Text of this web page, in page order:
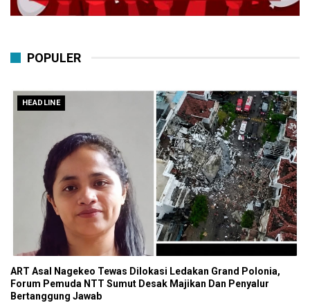
POPULER
HEADLINE
ART Asal Nagekeo Tewas Dilokasi Ledakan Grand Polonia,
Forum Pemuda NTT Sumut Desak Majikan Dan Penyalur
Bertanggung Jawab